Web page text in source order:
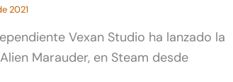
2021
Vexan Studio ha lanzado la
Marauder, en Steam desde